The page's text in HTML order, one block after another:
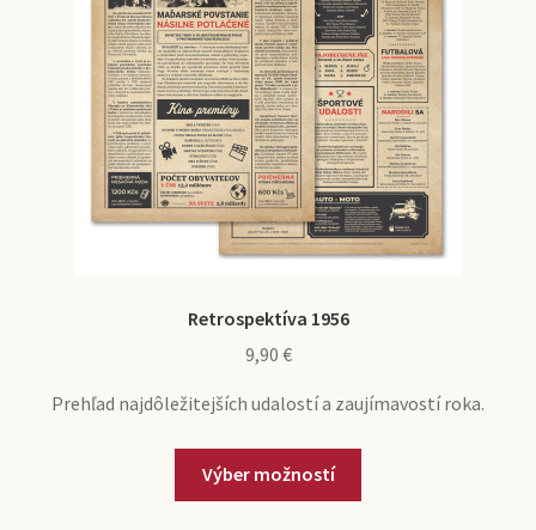
Retrospektíva 1956
9,90 €
Prehľad najdôležitejších udalostí a zaujímavostí roka.
Výber možností